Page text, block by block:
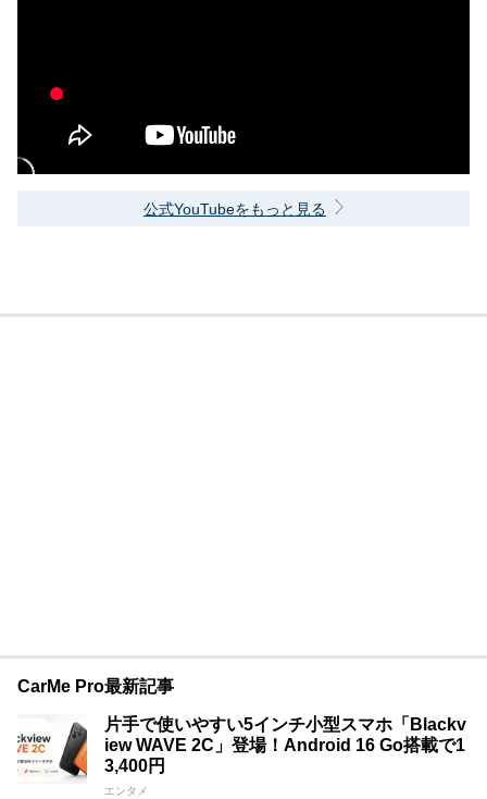
公式YouTubeをもっと見る
CarMe Pro最新記事
片手で使いやすい5インチ小型スマホ「Blackv
iew WAVE 2C」登場！Android 16 Go搭載で1
3,400円
エンタメ